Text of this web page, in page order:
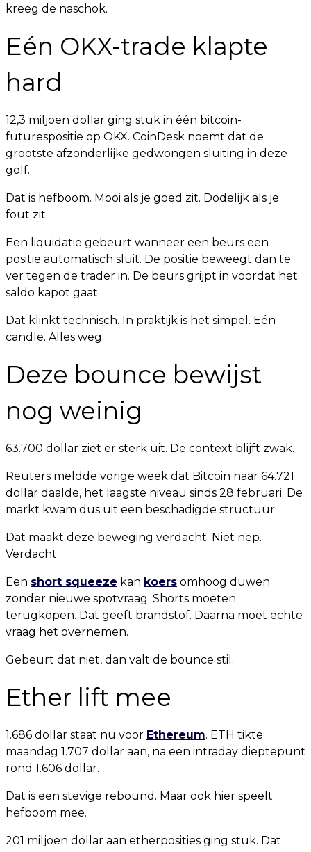
kreeg de naschok.
Eén OKX-trade klapte
hard
12,3 miljoen dollar ging stuk in één bitcoin-
futurespositie op OKX. CoinDesk noemt dat de
grootste afzonderlijke gedwongen sluiting in deze
golf.
Dat is hefboom. Mooi als je goed zit. Dodelijk als je
fout zit.
Een liquidatie gebeurt wanneer een beurs een
positie automatisch sluit. De positie beweegt dan te
ver tegen de trader in. De beurs grijpt in voordat het
saldo kapot gaat.
Dat klinkt technisch. In praktijk is het simpel. Eén
candle. Alles weg.
Deze bounce bewijst
nog weinig
63.700 dollar ziet er sterk uit. De context blijft zwak.
Reuters meldde vorige week dat Bitcoin naar 64.721
dollar daalde, het laagste niveau sinds 28 februari. De
markt kwam dus uit een beschadigde structuur.
Dat maakt deze beweging verdacht. Niet nep.
Verdacht.
Een short squeeze kan koers omhoog duwen
zonder nieuwe spotvraag. Shorts moeten
terugkopen. Dat geeft brandstof. Daarna moet echte
vraag het overnemen.
Gebeurt dat niet, dan valt de bounce stil.
Ether lift mee
1.686 dollar staat nu voor Ethereum. ETH tikte
maandag 1.707 dollar aan, na een intraday dieptepunt
rond 1.606 dollar.
Dat is een stevige rebound. Maar ook hier speelt
hefboom mee.
201 miljoen dollar aan etherposities ging stuk. Dat